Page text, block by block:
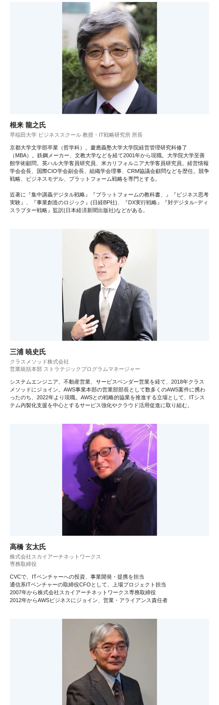
根来 龍之氏
早稲田大学 ビジネススクール 教授・IT戦略研究所 所長
京都大学文学部卒業（哲学科）。慶應義塾大学大学院経営管理研究科修了
（MBA）。鉄鋼メーカー、文教大学などを経て2001年から現職。大学院大学至善
館学術顧問。英ハル大学客員研究員、米カリフォルニア大学客員研究員。経営情報
学会会長、国際CIO学会副会長、組織学会理事、CRM協議会顧問などを歴任。競争
戦略、ビジネスモデル、プラットフォーム戦略を専門とする。
近著に『集中講義デジタル戦略』『プラットフォームの教科書、』『ビジネス思考
実験』、『事業創造のロジック』(日経BP社)、『DX実行戦略』『対デジタル･ディ
スラプター戦略』監訳(日本経済新聞出版社)などがある。
三浦 暁史氏
クラスメソッド株式会社
営業統括本部 ストラテジックプログラムマネージャー
システムエンジニア、不動産営業、サービスベンダー営業を経て、2018年クラス
メソッドにジョイン。AWS事業本部の営業部部長として数多くのAWS案件に携わ
ったのち、2022年より現職。AWSとの戦略的協業を推進する立場として、ITシス
テム内製化支援を中心とするサービス強化やクラウド活用促進に取り組む。
高橋 玄太氏
株式会社スカイアーチネットワークス
専務取締役
CVCで、ITベンチャーへの投資、事業開発・提携を担当
通信系ITベンチャーの取締役CFOとして、上場プロジェクト担当
2007年から株式会社スカイアーチネットワークス専務取締役
2012年からAWSビジネスにジョイン、営業・アライアンス責任者